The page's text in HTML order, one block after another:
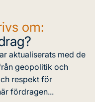
om:
aktualiserats med de
geopolitik och
respekt för
fördragen...